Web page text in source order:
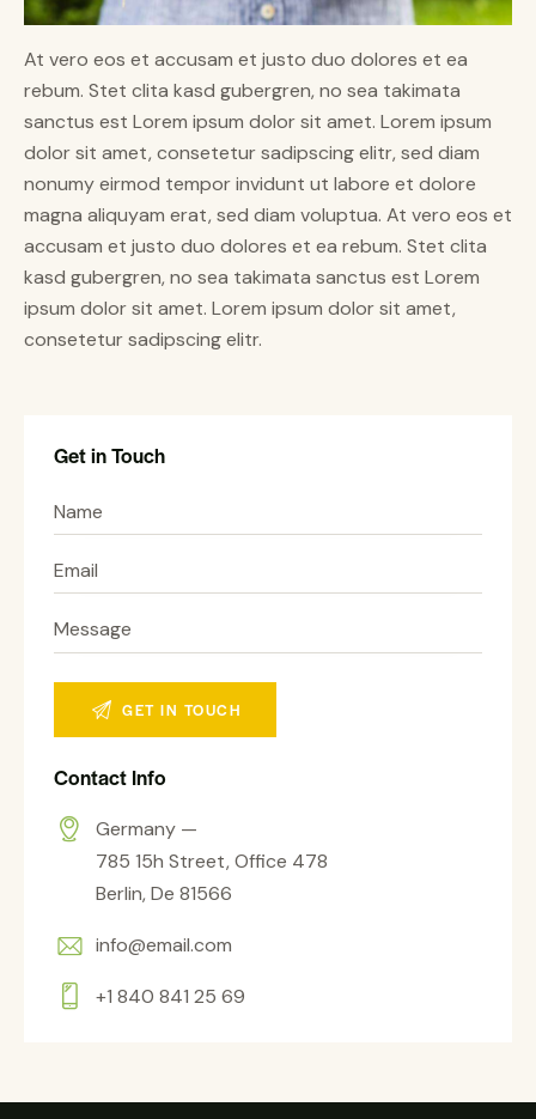
At vero eos et accusam et justo duo dolores et ea
rebum. Stet clita kasd gubergren, no sea takimata
sanctus est Lorem ipsum dolor sit amet. Lorem ipsum
dolor sit amet, consetetur sadipscing elitr, sed diam
nonumy eirmod tempor invidunt ut labore et dolore
magna aliquyam erat, sed diam voluptua. At vero eos et
accusam et justo duo dolores et ea rebum. Stet clita
kasd gubergren, no sea takimata sanctus est Lorem
ipsum dolor sit amet. Lorem ipsum dolor sit amet,
consetetur sadipscing elitr.
Get in Touch
Contact Info
Germany —
785 15h Street, Office 478
Berlin, De 81566
info@email.com
+1 840 841 25 69